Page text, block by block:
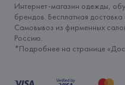
Интернет-магазин одежды,
брендов. Бесплатная
Самовывоз из фирменных
Россию.
*Подробнее на странице «